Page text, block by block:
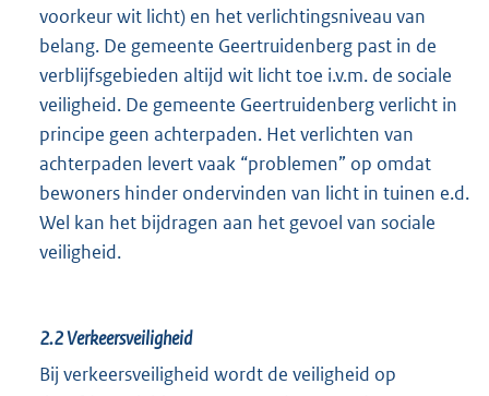
voorkeur wit licht) en het verlichtingsniveau van
belang. De gemeente Geertruidenberg past in de
verblijfsgebieden altijd wit licht toe i.v.m. de sociale
veiligheid. De gemeente Geertruidenberg verlicht in
principe geen achterpaden. Het verlichten van
achterpaden levert vaak “problemen” op omdat
bewoners hinder ondervinden van licht in tuinen e.d.
Wel kan het bijdragen aan het gevoel van sociale
veiligheid.
2.2Verkeersveiligheid
Bij verkeersveiligheid wordt de veiligheid op